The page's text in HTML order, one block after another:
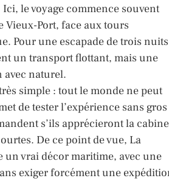
le voyage commence souvent
Vieux-Port, face aux tours
Pour une escapade de trois
un transport flottant, mais une
avec naturel.
simple : tout le monde ne peut
de tester l’expérience sans gros
s’ils apprécieront la
De ce point de vue, La
un vrai décor maritime, avec une
exiger forcément une